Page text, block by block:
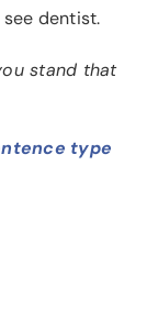
see dentist.
stand that
type